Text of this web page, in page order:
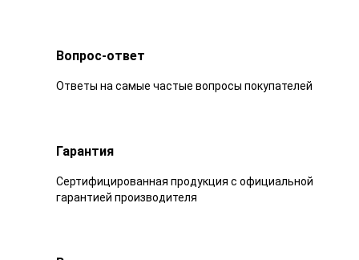
Вопрос-ответ
Ответы на самые частые вопросы покупателей
Гарантия
Сертифицированная продукция с официальной
гарантией производителя